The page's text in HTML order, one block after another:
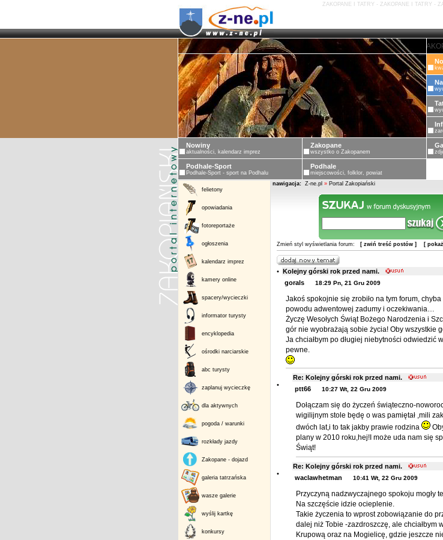
ZAKOPANE I TATRY - ZAKOPANE I TATRY -
ZAKOPANE -
Nowiny
aktualności, kalendarz imprez
Zakopane
wszystko o Zakopanem
Podhale-Sport
Podhale-Sport - sport na Podhalu
Podhale
miejscowości, folklor, powiat
felietony
opowiadania
fotoreportaże
ogłoszenia
kalendarz imprez
kamery online
spacery/wycieczki
informator turysty
encyklopedia
ośrodki narciarskie
abc turysty
zaplanuj wycieczkę
dla aktywnych
pogoda / warunki
rozkłady jazdy
Zakopane - dojazd
galeria tatrzańska
wasze galerie
wyślij kartkę
konkursy
nawigacja: Z-ne.pl » Portal Zakopiański
Zmień styl wyświetlania forum: [ zwiń treść postów ] [
• Kolejny górski rok przed nami.
gorals
18:29 Pn, 21 Gru 2009
Jakoś spokojnie się zrobiło na tym forum,
powodu adwentowej zadumy i oczekiwania…
Życzę Wesołych Świąt Bożego Narodzenia i
gór nie wyobrażają sobie życia! Oby wszystkie
Ja chciałbym po długiej niebytności odwiedzić
pewne.
•
Re: Kolejny górski rok przed nami.
ptt66
10:27 Wt, 22 Gru 2009
Dołączam się do życzeń świąteczno-
wigilijnym stole będę o was pamiętał ,mili
dwóch lat,i to tak jakby prawie rodzina
plany w 2010 roku,hej!I może uda nam się
Świąt!
•
Re: Kolejny górski rok przed nami.
waclawhetman
10:41 Wt, 22 Gru 2009
Przyczyną nadzwyczajnego spokoju mogły
Na szczęście idzie ocieplenie.
Takie życzenia to wprost zobowiązanie do
dalej niż Tobie -zazdroszczę, ale chciałbym
Krupową oraz na Mogielicę, gdzie jeszcze